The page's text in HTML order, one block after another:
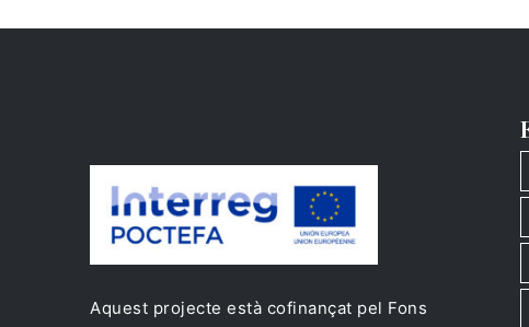
Aquest projecte està cofinançat pel Fons